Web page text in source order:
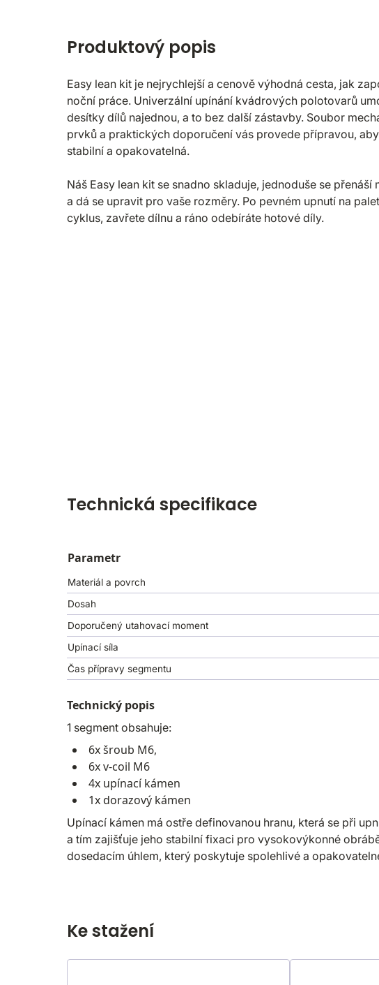
Produktový popis
Easy lean kit je nejrychlejší a cenově výhodná cesta, jak
noční práce. Univerzální upínání kvádrových polotovarů
desítky dílů najednou, a to bez další zástavby. Soubor
prvků a praktických doporučení vás provede přípravou,
stabilní a opakovatelná.
Náš Easy lean kit se snadno skladuje, jednoduše se přenáší
a dá se upravit pro vaše rozměry. Po pevném upnutí na
cyklus, zavřete dílnu a ráno odebíráte hotové díly.
Technická specifikace
Parametr
Materiál a povrch
Dosah
Doporučený utahovací moment
Upínací síla
Čas přípravy segmentu
Technický popis
1 segment obsahuje:
6x šroub M6,
6x v-coil M6
4x upínací kámen
1x dorazový kámen
Upínací kámen má ostře definovanou hranu, která se při
a tím zajišťuje jeho stabilní fixaci pro vysokovýkonné
dosedacím úhlem, který poskytuje spolehlivé a
Ke stažení